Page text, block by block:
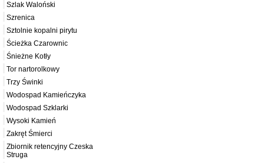
Szlak Waloński
Szrenica
Sztolnie kopalni pirytu
Ścieżka Czarownic
Śnieżne Kotły
Tor nartorolkowy
Trzy Świnki
Wodospad Kamieńczyka
Wodospad Szklarki
Wysoki Kamień
Zakręt Śmierci
Zbiornik retencyjny Czeska
Struga